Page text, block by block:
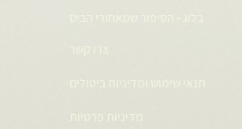
מדיניות פרטיות